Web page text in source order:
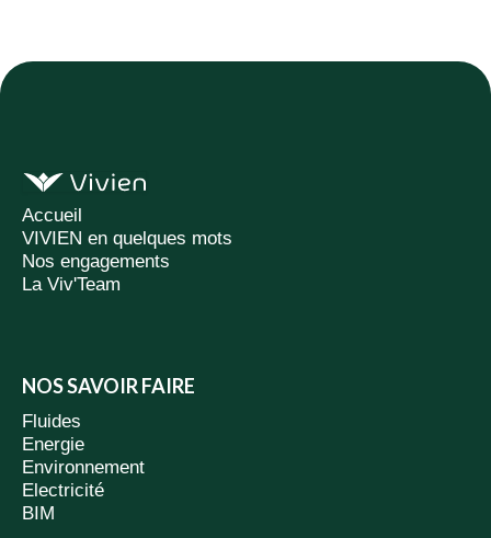
Accueil
VIVIEN en quelques mots
Nos engagements
La Viv'Team
NOS SAVOIR FAIRE
Fluides
Energie
Environnement
Electricité
BIM